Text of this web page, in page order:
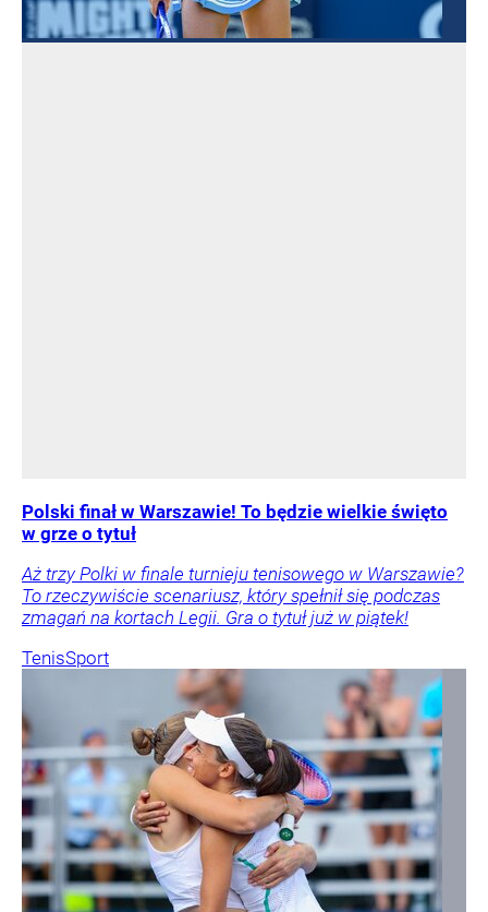
Polski finał w Warszawie! To będzie wielkie święto
w grze o tytuł
Aż trzy Polki w finale turnieju tenisowego w Warszawie?
To rzeczywiście scenariusz, który spełnił się podczas
zmagań na kortach Legii. Gra o tytuł już w piątek!
TenisSport